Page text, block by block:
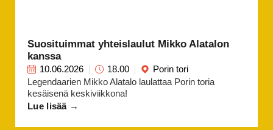
Suosituimmat yhteislaulut Mikko Alatalon
kanssa
10.06.2026 18.00
Porin tori
Legendaarien Mikko Alatalo laulattaa Porin toria
kesäisenä keskiviikkona!
Lue lisää →